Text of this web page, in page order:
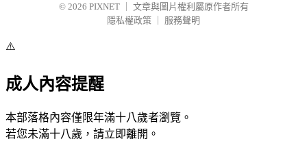
© 2026 PIXNET
文章與圖片權利屬原作者所有
隱私權政策
服務聲明
⚠️
成人內容提醒
本部落格內容僅限年滿十八歲者瀏覽。
若您未滿十八歲，請立即離開。